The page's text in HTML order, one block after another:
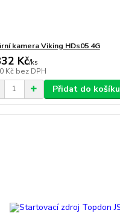
kamera Viking HDs05 4G
Kč/ks
Kč bez DPH
Přidat do košíku